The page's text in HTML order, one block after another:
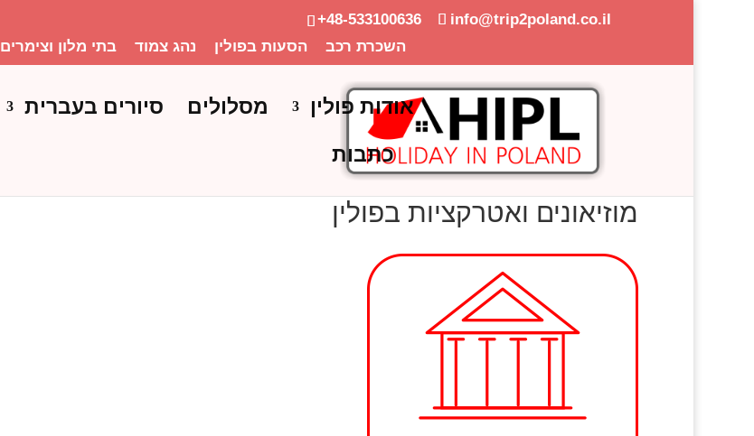
+48-533100636
info@trip2poland.co.il
השכרת רכב
הסעות בפולין נהג צמוד בתי מלון וצימרים
אודות פולין מסלולים סיורים בעברית
כתבות
מוזיאונים ואטרקציות בפולין